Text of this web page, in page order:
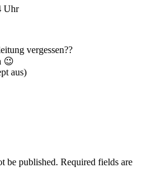
Uhr
vergessen??
😉
aus)
be published. Required fields are